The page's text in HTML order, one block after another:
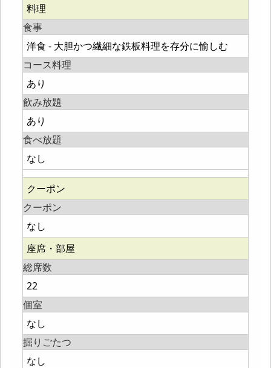
料理
食事
洋食 - 大胆かつ繊細な鉄板料理を存分に愉しむ
コース料理
あり
飲み放題
あり
食べ放題
なし
クーポン
クーポン
なし
座席・部屋
総席数
22
個室
なし
掘りごたつ
なし